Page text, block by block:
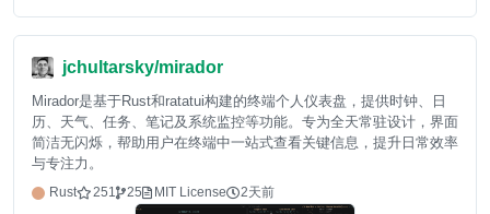
jchultarsky/mirador
Mirador是基于Rust和ratatui构建的终端个人仪表盘，提供时钟、日
历、天气、任务、笔记及系统监控等功能。专为全天常驻设计，界面
简洁无闪烁，帮助用户在终端中一站式查看关键信息，提升日常效率
与专注力。
Rust 251 25 MIT License 2天前